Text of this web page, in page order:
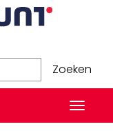
Zoeken